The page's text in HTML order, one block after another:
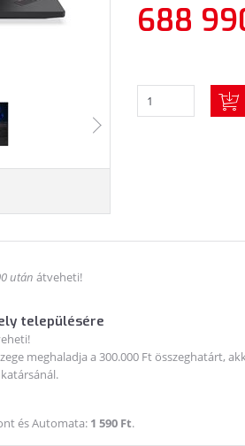
688
után átveheti!
településére
meghaladja a 300.000 Ft összeghatárt,
és Automata: 1 590 Ft.